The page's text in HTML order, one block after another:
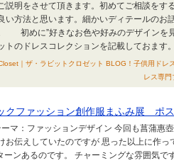
説明をさせて頂きます。初めてご相談をす
い方法と思います。細かいディテールのお
初めに”好きなお色や好みのデザインを
トのドレスコレクションを記載しておます
｜ザ・ラビットクロゼット BLOG！子供用ドレ
レス専
クファッション創作服まふみ展 ポ
マ：ファッションデザイン 今回も菖蒲惠
お伝えしていたのですが 思った以上に作
ーンあるのです。 チャーミングな雰囲気で